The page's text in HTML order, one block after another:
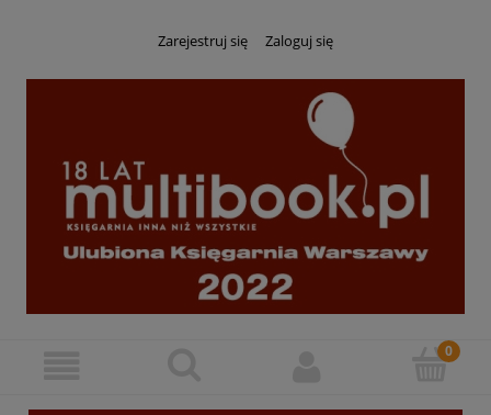
Zarejestruj się Zaloguj się